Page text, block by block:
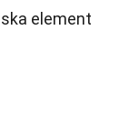
element